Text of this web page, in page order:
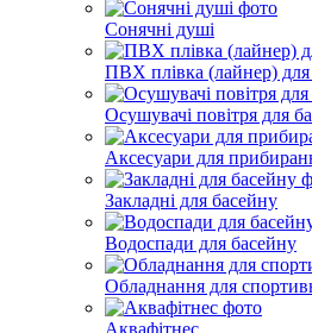
Сонячні душі
ПВХ плівка (лайнер) для
Осушувачі повітря для
Аксесуари для
Закладні для басейну
Водоспади для басейну
Обладнання для
Аквафітнес